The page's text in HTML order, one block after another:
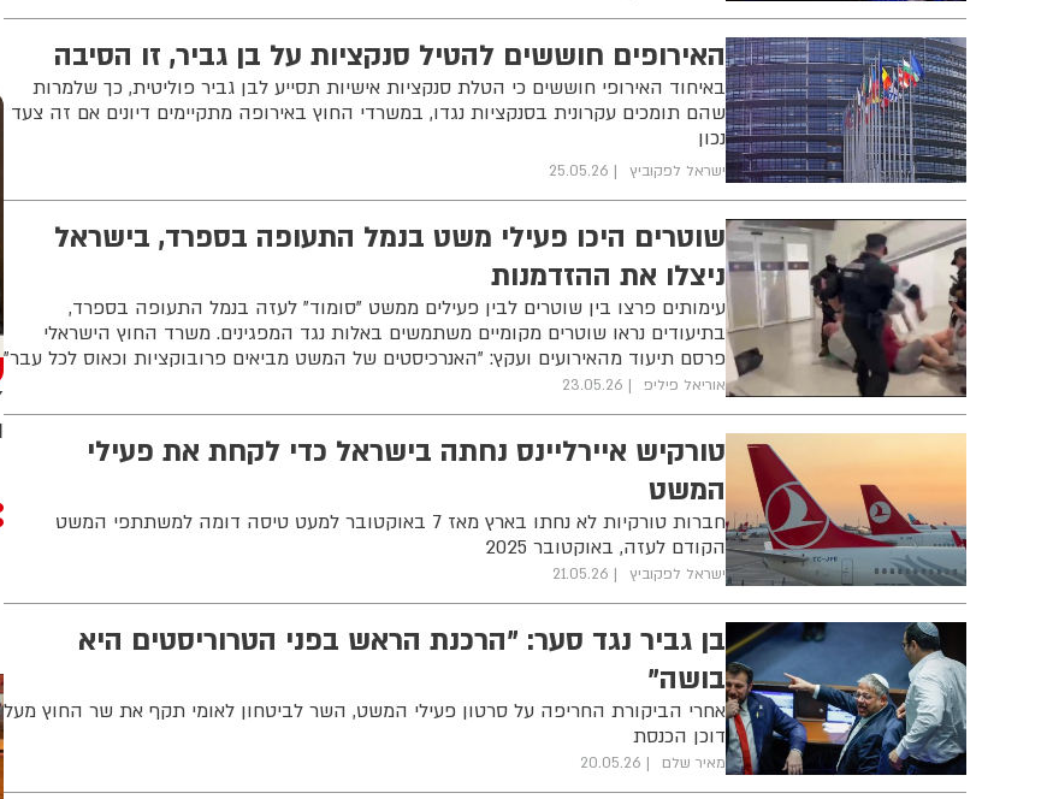
האירופים חוששים להטיל סנקציות על בן גביר, זו הסיבה
באיחוד האירופי חוששים כי הטלת סנקציות אישיות תסייע לבן גביר פוליטית, כך שלמרות
שהם תומכים עקרונית בסנקציות נגדו, במשרדי החוץ באירופה מתקיימים דיונים אם זה צעד
נכון
ישראל לפקוביץ 25.05.26
שוטרים היכו פעילי משט בנמל התעופה בספרד, בישראל
ניצלו את ההזדמנות
עימותים פרצו בין שוטרים לבין פעילים ממשט "סומוד" לעזה בנמל התעופה בספרד,
בתיעודים נראו שוטרים מקומיים משתמשים באלות נגד המפגינים. משרד החוץ הישראלי
פרסם תיעוד מהאירועים ועקץ: "האנרכיסטים של המשט מביאים פרובוקציות וכאוס לכל עבר"
אוריאל פיליפ 23.05.26
טורקיש איירליינס נחתה בישראל כדי לקחת את פעילי
המשט
חברות טורקיות לא נחתו בארץ מאז 7 באוקטובר למעט טיסה דומה למשתתפי המשט
הקודם לעזה, באוקטובר 2025
ישראל לפקוביץ 21.05.26
בן גביר נגד סער: "הרכנת הראש בפני הטרוריסטים היא
בושה"
אחרי הביקורת החריפה על סרטון פעילי המשט, השר לביטחון לאומי תקף את שר החוץ מעל
דוכן הכנסת
מאיר שלם 20.05.26